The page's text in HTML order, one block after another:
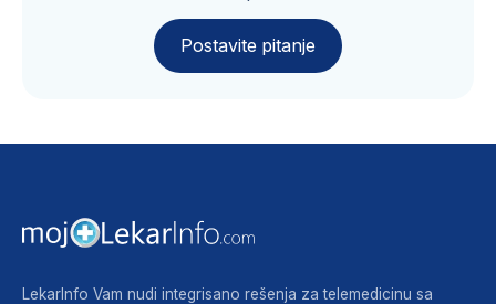
Postavite pitanje
LekarInfo Vam nudi integrisano rešenja za telemedicinu sa